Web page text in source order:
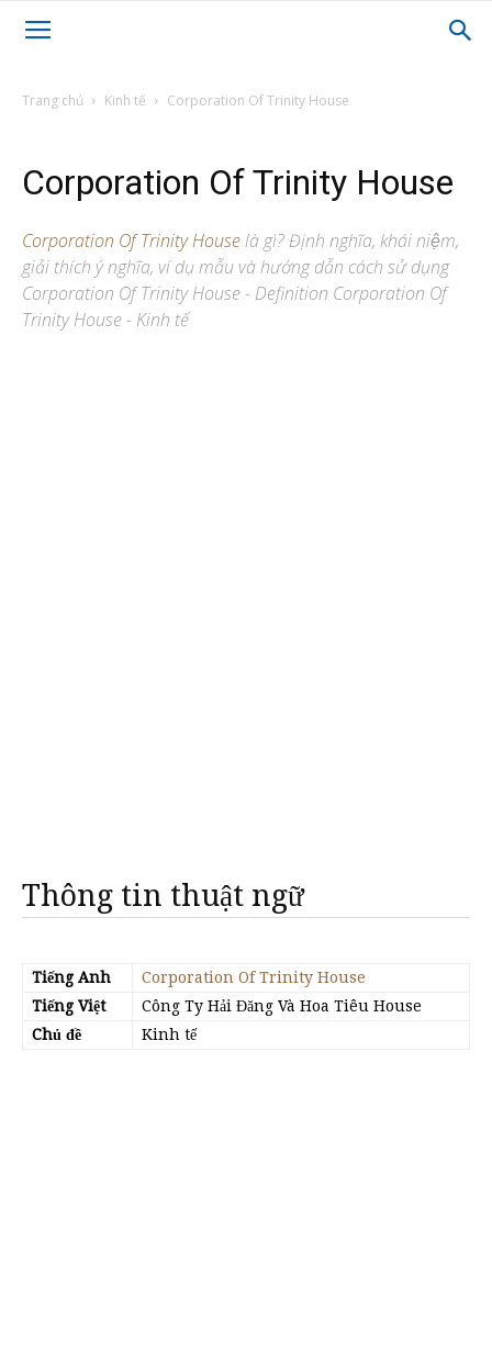
Trang chủ Kinh tế Corporation Of Trinity House
Corporation Of Trinity House
Corporation Of Trinity Houselà gì? Định nghĩa, khái niệm,
giải thích ý nghĩa, ví dụ mẫu và hướng dẫn cách sử dụng
Corporation Of Trinity House - Definition Corporation Of
Trinity House - Kinh tế
Thông tin thuật ngữ
Tiếng Anh
Corporation Of Trinity House
Tiếng Việt
Công Ty Hải Đăng Và Hoa Tiêu House
Chủ đề
Kinh tế